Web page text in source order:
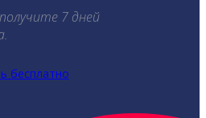
7 дней
бесплатно